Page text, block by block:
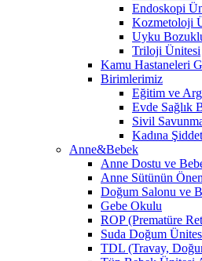
Endoskopi
Kozmetoloji
Uyku
Triloji Ünitesi
Kamu Hastaneleri
Birimlerimiz
Eğitim ve
Evde Sağlık
Sivil
Kadına
Anne&Bebek
Anne Dostu ve
Anne Sütünün
Doğum Salonu ve
Gebe Okulu
ROP (Prematüre
Suda Doğum
TDL (Travay,